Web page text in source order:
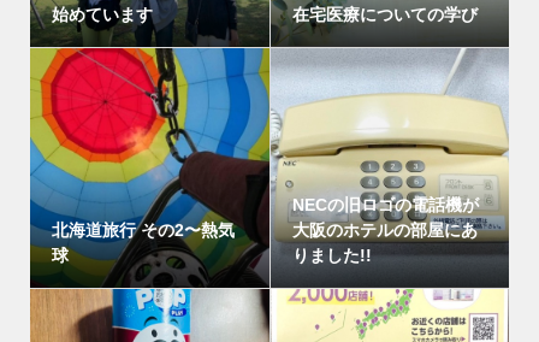
始めています
在宅医療についての学び
北海道旅行 その2〜熱気
球
NECの旧ロゴの電話機が
大阪のホテルの部屋にあ
りました!!